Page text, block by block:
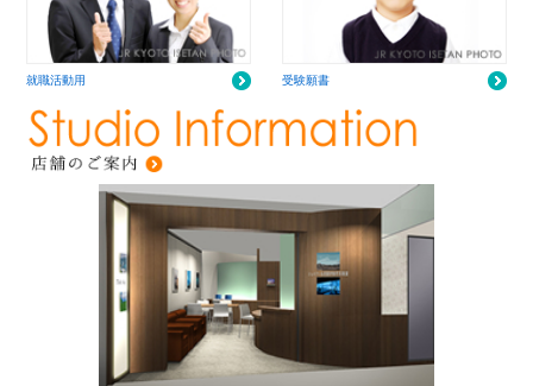
就職活動用 受験願書